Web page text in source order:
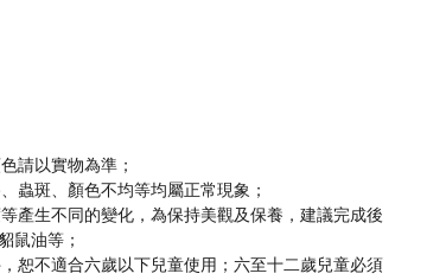
請以實物為準；
蟲斑、顏色不均等均屬正常現象；
產生不同的變化，為保持美觀及保養，建議完成後
鼠油等；
恕不適合六歲以下兒童使用；六至十二歲兒童必須